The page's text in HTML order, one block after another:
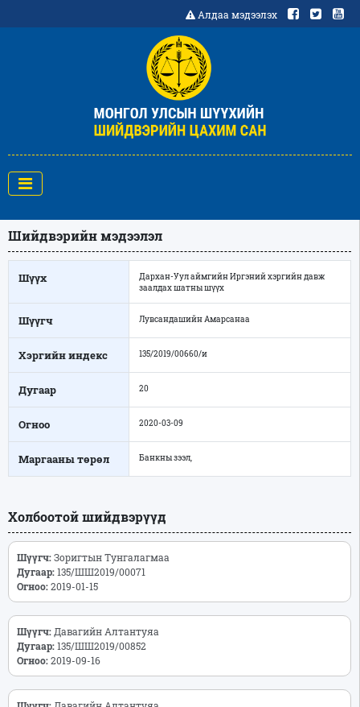
Алдаа мэдээлэх
Шийдвэрийн мэдээлэл
Шүүх
Дархан-Уул аймгийн Иргэний хэргийн давж
заалдах шатны шүүх
Шүүгч Лувсандашийн Амарсанаа
Хэргийн индекс 135/2019/00660/и
Дугаар 20
Огноо 2020-03-09
Маргааны төрөл Банкны зээл,
Холбоотой шийдвэрүүд
Шүүгч:Зоригтын Тунгалагмаа
Дугаар:135/ШШ2019/00071
Огноо:2019-01-15
Шүүгч: Давагийн Алтантуяа
Дугаар:135/ШШ2019/00852
Огноо:2019-09-16